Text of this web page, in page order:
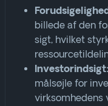
billede af den
sigt, hvilket
Investorindsigt:
målsøjle for